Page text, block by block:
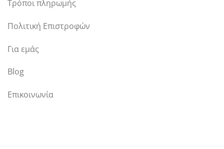
Τρόποι πληρωμής
Πολιτική Επιστροφών
Για εμάς
Blog
Επικοινωνία